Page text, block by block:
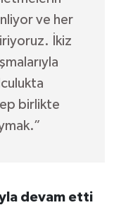
ve her
İkiz
birlikte
devam etti